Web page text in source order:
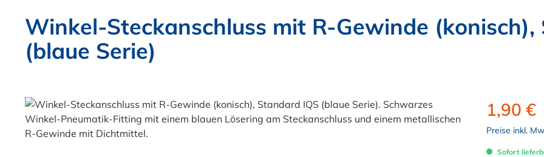
Winkel-Steckanschluss mit R-Gewinde (konisch),
(blaue Serie)
Bildergalerie überspringen 1,90 €
Preise inkl.
Sofort